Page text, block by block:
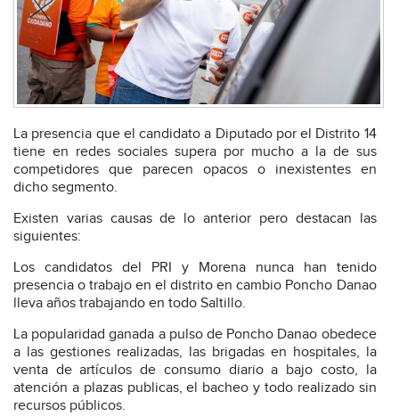
La presencia que el candidato a Diputado por el Distrito 14
tiene en redes sociales supera por mucho a la de sus
competidores que parecen opacos o inexistentes en
dicho segmento.
Existen varias causas de lo anterior pero destacan las
siguientes:
Los candidatos del PRI y Morena nunca han tenido
presencia o trabajo en el distrito en cambio Poncho Danao
lleva años trabajando en todo Saltillo.
La popularidad ganada a pulso de Poncho Danao obedece
a las gestiones realizadas, las brigadas en hospitales, la
venta de artículos de consumo diario a bajo costo, la
atención a plazas publicas, el bacheo y todo realizado sin
recursos públicos.